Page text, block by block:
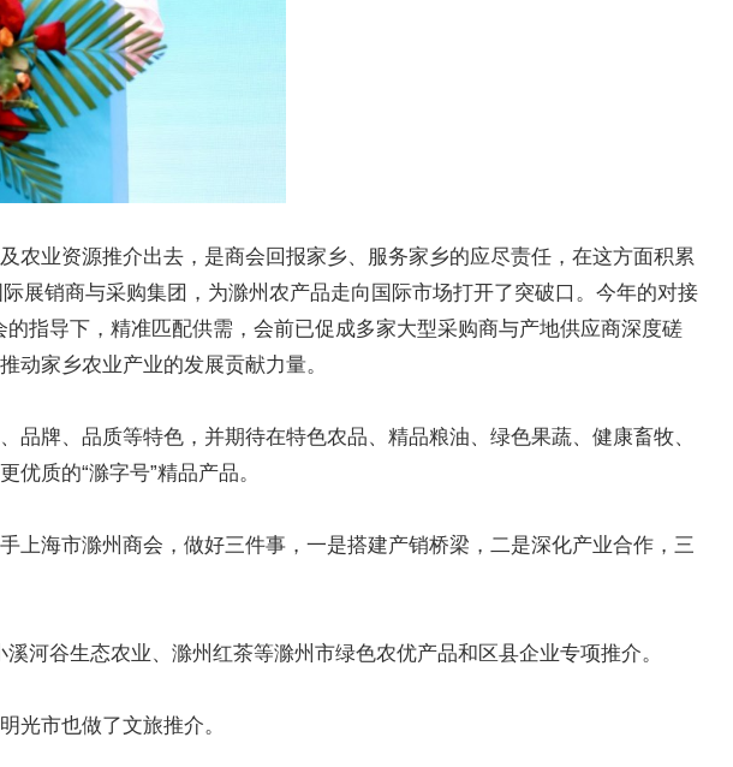
业资源推介出去，是商会回报家乡、服务家乡的应尽责任，在这方面积累
展销商与采购集团，为滁州农产品走向国际市场打开了突破口。今年的对接
指导下，精准匹配供需，会前已促成多家大型采购商与产地供应商深度磋
动家乡农业产业的发展贡献力量。
牌、品质等特色，并期待在特色农品、精品粮油、绿色果蔬、健康畜牧、
质的“滁字号”精品产品。
上海市滁州商会，做好三件事，一是搭建产销桥梁，二是深化产业合作，三
河谷生态农业、滁州红茶等滁州市绿色农优产品和区县企业专项推介。
光市也做了文旅推介。